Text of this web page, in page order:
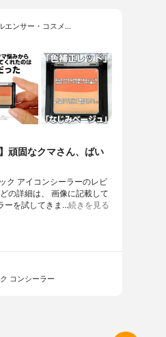
エンサー・コスメ…
頑固なクマさん、ばい
ク アイコンシーラーのレビ
の詳細は、 画像に記載して
ーを試してきま…続きを見る
コンシーラー